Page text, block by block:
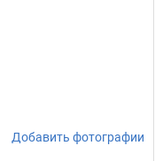
Добавить фотографии